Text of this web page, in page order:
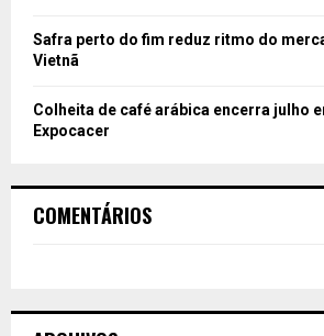
Safra perto do fim reduz ritmo do
Vietnã
Colheita de café arábica encerra julho
Expocacer
COMENTÁRIOS